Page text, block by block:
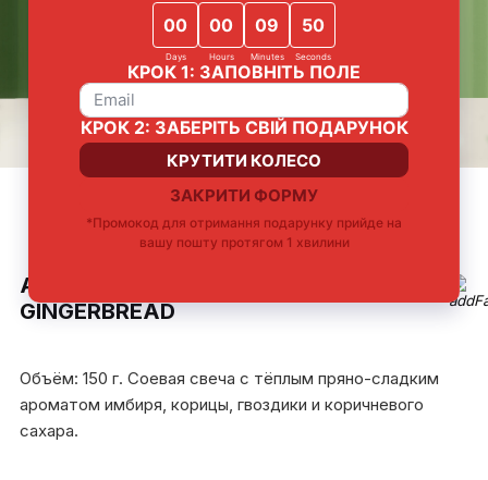
Яркий нишевый
На основе соевого
воска
Не выделяет
вредных веществ
До 30 часов
АРОМАТИЧЕСКАЯ СВЕЧКА
GINGERBREAD
Объём: 150 г. Соевая свеча с тёплым пряно-сладким
ароматом имбиря, корицы, гвоздики и коричневого
сахара.